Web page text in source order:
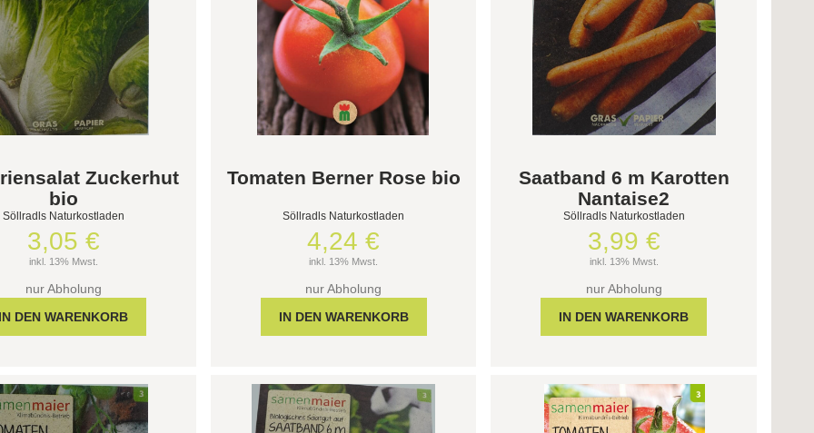
Zuckerhut
bio
Söllradls Naturkostladen
3,05 €
inkl. 13% Mwst.
nur Abholung
Tomaten Berner Rose bio
Söllradls Naturkostladen
4,24 €
inkl. 13% Mwst.
nur Abholung
Saatband 6 m Karotten
Nantaise2
Söllradls Naturkostladen
3,99 €
inkl. 13% Mwst.
nur Abholung